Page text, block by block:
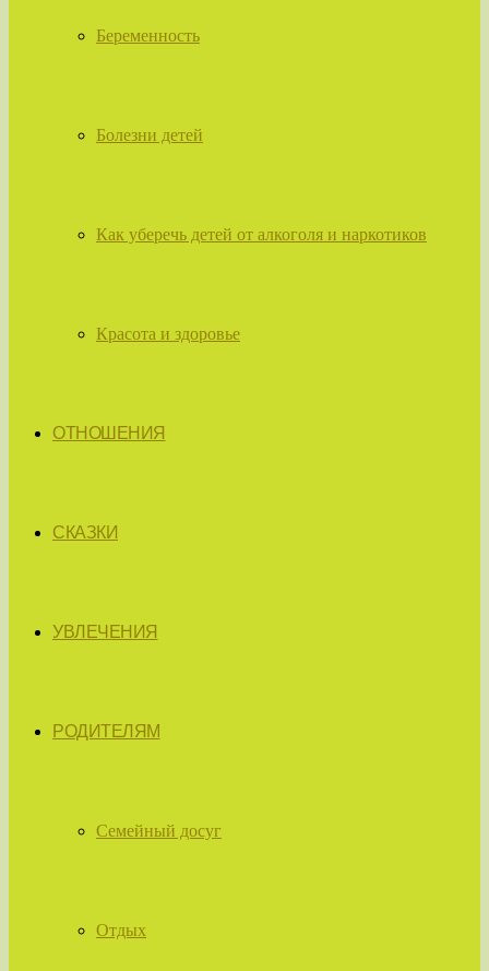
Беременность
Болезни детей
Как уберечь детей от алкоголя и наркотиков
Красота и здоровье
ОТНОШЕНИЯ
СКАЗКИ
УВЛЕЧЕНИЯ
РОДИТЕЛЯМ
Семейный досуг
Отдых